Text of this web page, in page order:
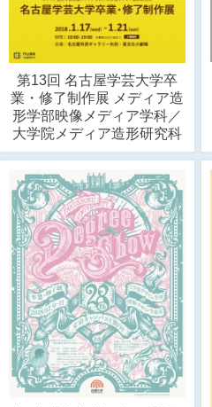
第13回 名古屋学芸大学卒
業・修了制作展 メディア造
形学部映像メディア学科／
大学院メディア造形研究科